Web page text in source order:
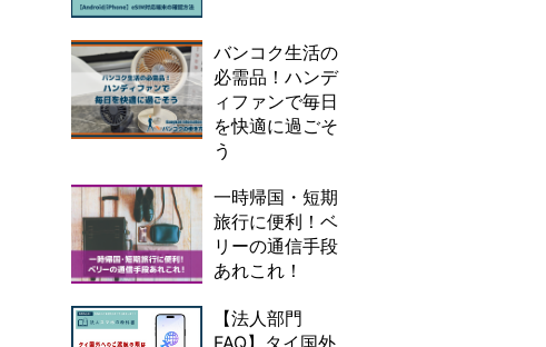
バンコク生活の
必需品！ハンデ
ィファンで毎日
を快適に過ごそ
う
一時帰国・短期
旅行に便利！ベ
リーの通信手段
あれこれ！
【法人部門
FAQ】タイ国外